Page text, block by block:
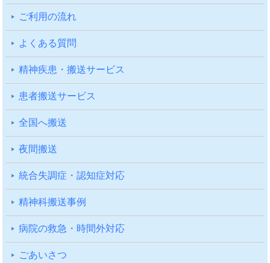
ご利⽤の流れ
よくある質問
精神疾患・搬送サービス
患者搬送サービス
全国へ搬送
夜間搬送
統合失調症・認知症対応
精神科搬送事例
病院の救急・時間外対応
ごあいさつ